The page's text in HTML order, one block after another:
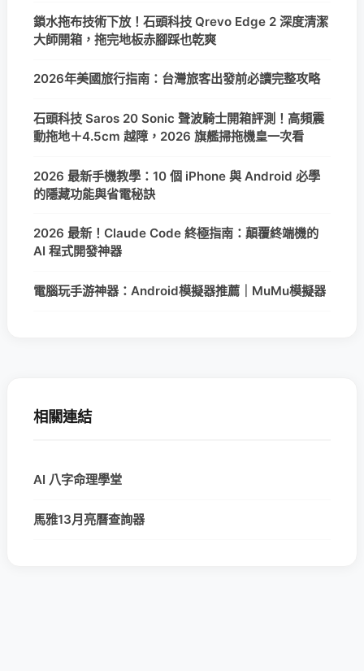
鎖水拖布技術下放！石頭科技 Qrevo Edge 2 深度清潔
大師開箱，拖完地板赤腳踩也乾爽
2026年美國旅行指南：台灣旅客出發前必讀完整攻略
石頭科技 Saros 20 Sonic 聲波騎士開箱評測！高頻震
動拖地＋4.5cm 越障，2026 旗艦掃拖機皇一次看
2026 最新手機教學：10 個 iPhone 與 Android 必學
的隱藏功能與省電秘訣
2026 最新！Claude Code 終極指南：顛覆終端機的
AI 程式開發神器
電腦玩手游神器：Android模擬器推薦｜MuMu模擬器
相關連結
AI 八字命理學堂
馬雅13月亮曆查詢器